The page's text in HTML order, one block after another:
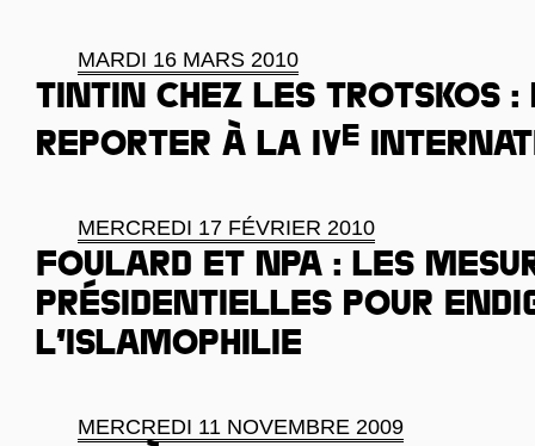
MARDI 16 MARS 2010
Tintin chez les Trotskos
reporter à la IVe
MERCREDI 17 FÉVRIER 2010
Foulard et NPA : les
présidentielles pour
l’islamophilie
MERCREDI 11 NOVEMBRE 2009